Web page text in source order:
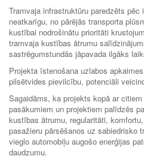
Tramvaja infrastruktūru paredzēts
neatkarīgu, no pārējās transporta
kustībai nodrošinātu prioritāti
tramvaja kustības ātrumu
sastrēgumstundās jāpavada ilgāks
Projekta īstenošana uzlabos
pilsētvides pievilcību, potenciāli
Sagaidāms, ka projekts kopā ar
pasākumiem un projektiem palīdzēs
kustības ātrumu, regularitāti,
pasažieru pārsēšanos uz sabiedrisko
vieglo automobiļu augošo enerģijas
daudzumu.